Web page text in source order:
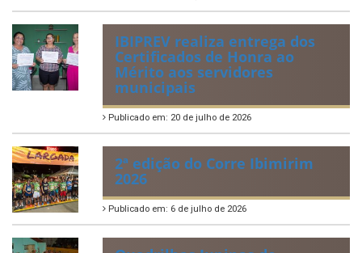
ÚLTIMAS NOTÍCIAS
VIII Conferência Municipal dos
Direitos da Criança e do
Adolescente
IBIPREV realiza entrega dos
Certificados de Honra ao
Mérito aos servidores
municipais